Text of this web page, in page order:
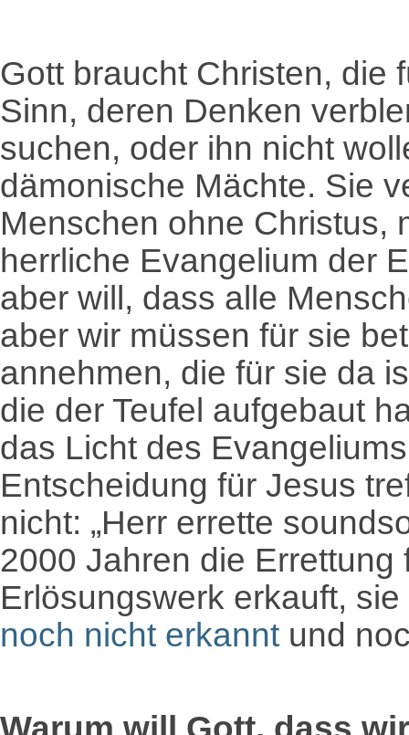
Gott braucht Christen, die
Sinn, deren Denken
suchen, oder ihn nicht
dämonische Mächte. Sie
Menschen ohne Christus,
herrliche Evangelium der
aber will, dass alle
aber wir müssen für sie
annehmen, die für sie da
die der Teufel aufgebaut
das Licht des
Entscheidung für Jesus
nicht: „Herr errette
2000 Jahren die
Erlösungswerk erkauft,
noch nicht erkannt und